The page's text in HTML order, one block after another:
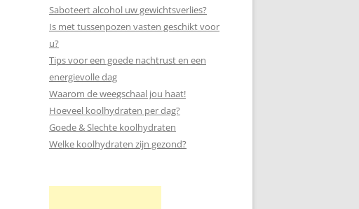
Saboteert alcohol uw gewichtsverlies?
Is met tussenpozen vasten geschikt voor
u?
Tips voor een goede nachtrust en een
energievolle dag
Waarom de weegschaal jou haat!
Hoeveel koolhydraten per dag?
Goede & Slechte koolhydraten
Welke koolhydraten zijn gezond?